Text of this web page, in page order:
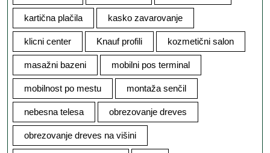
kartična plačila kasko zavarovanje
klicni center Knauf profili kozmetični salon
masažni bazeni mobilni pos terminal
mobilnost po mestu montaža senčil
nebesna telesa obrezovanje dreves
obrezovanje dreves na višini